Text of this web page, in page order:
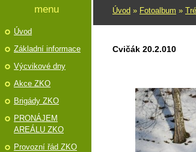
Úvod » Fotoalbum »
Cvičák 20.2.010
menu
Úvod
Základní informace
Výcvikové dny
Akce ZKO
Brigády ZKO
PRONÁJEM
AREÁLU ZKO
Provozní řád ZKO